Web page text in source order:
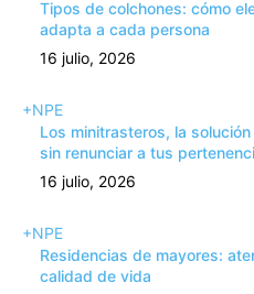
Tipos de colchones: cómo
adapta a cada persona
16 julio, 2026
+NPE
Los minitrasteros, la
sin renunciar a tus
16 julio, 2026
+NPE
Residencias de mayores:
calidad de vida